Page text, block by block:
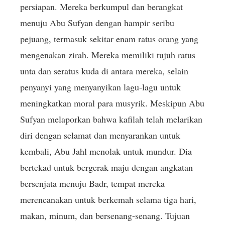
persiapan. Mereka berkumpul dan berangkat
menuju Abu Sufyan dengan hampir seribu
pejuang, termasuk sekitar enam ratus orang yang
mengenakan zirah. Mereka memiliki tujuh ratus
unta dan seratus kuda di antara mereka, selain
penyanyi yang menyanyikan lagu-lagu untuk
meningkatkan moral para musyrik. Meskipun Abu
Sufyan melaporkan bahwa kafilah telah melarikan
diri dengan selamat dan menyarankan untuk
kembali, Abu Jahl menolak untuk mundur. Dia
bertekad untuk bergerak maju dengan angkatan
bersenjata menuju Badr, tempat mereka
merencanakan untuk berkemah selama tiga hari,
makan, minum, dan bersenang-senang. Tujuan